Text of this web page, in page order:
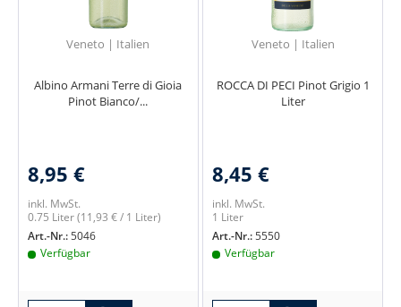
Veneto | Italien
Albino Armani Terre di Gioia
Pinot Bianco/...
8,95 €
inkl. MwSt.
0.75 Liter(11,93 € / 1 Liter)
Art.-Nr.:5046
Verfügbar
Veneto | Italien
ROCCA DI PECI Pinot Grigio 1
Liter
8,45 €
inkl. MwSt.
1 Liter
Art.-Nr.:5550
Verfügbar